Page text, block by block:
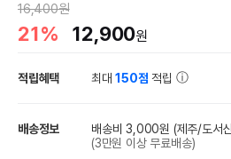
16,400원
21% 12,900원
적립혜택 최대150점 적립
배송정보 배송비 3,000원 (제주/도서
(3만원 이상 무료배송)